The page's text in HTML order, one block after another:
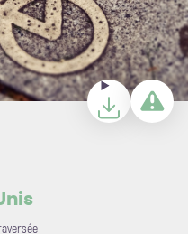
TéléchargerSignaler